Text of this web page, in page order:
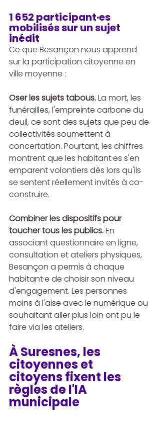
1 652 participant·es
mobilisés sur un sujet
inédit
Ce que Besançon nous apprend
sur la participation citoyenne en
ville moyenne :
Oser les sujets tabous. La mort, les
funérailles, l'empreinte carbone du
deuil, ce sont des sujets que peu de
collectivités soumettent à
concertation. Pourtant, les chiffres
montrent que les habitant·es s'en
emparent volontiers dès lors qu'ils
se sentent réellement invités à co-
construire.
Combiner les dispositifs pour
toucher tous les publics. En
associant questionnaire en ligne,
consultation et ateliers physiques,
Besançon a permis à chaque
habitant·e de choisir son niveau
d'engagement. Les personnes
moins à l'aise avec le numérique ou
souhaitant aller plus loin ont pu le
faire via les ateliers.
À Suresnes, les
citoyennes et
citoyens fixent les
règles de l'IA
municipale